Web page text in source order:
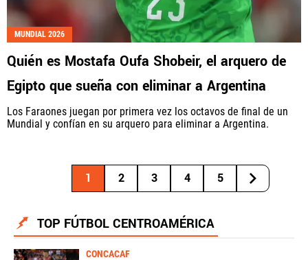
MUNDIAL 2026
Quién es Mostafa Oufa Shobeir, el arquero de
Egipto que sueña con eliminar a Argentina
Los Faraones juegan por primera vez los octavos de final de un
Mundial y confían en su arquero para eliminar a Argentina.
1 2 3 4 5
TOP FÚTBOL CENTROAMÉRICA
CONCACAF